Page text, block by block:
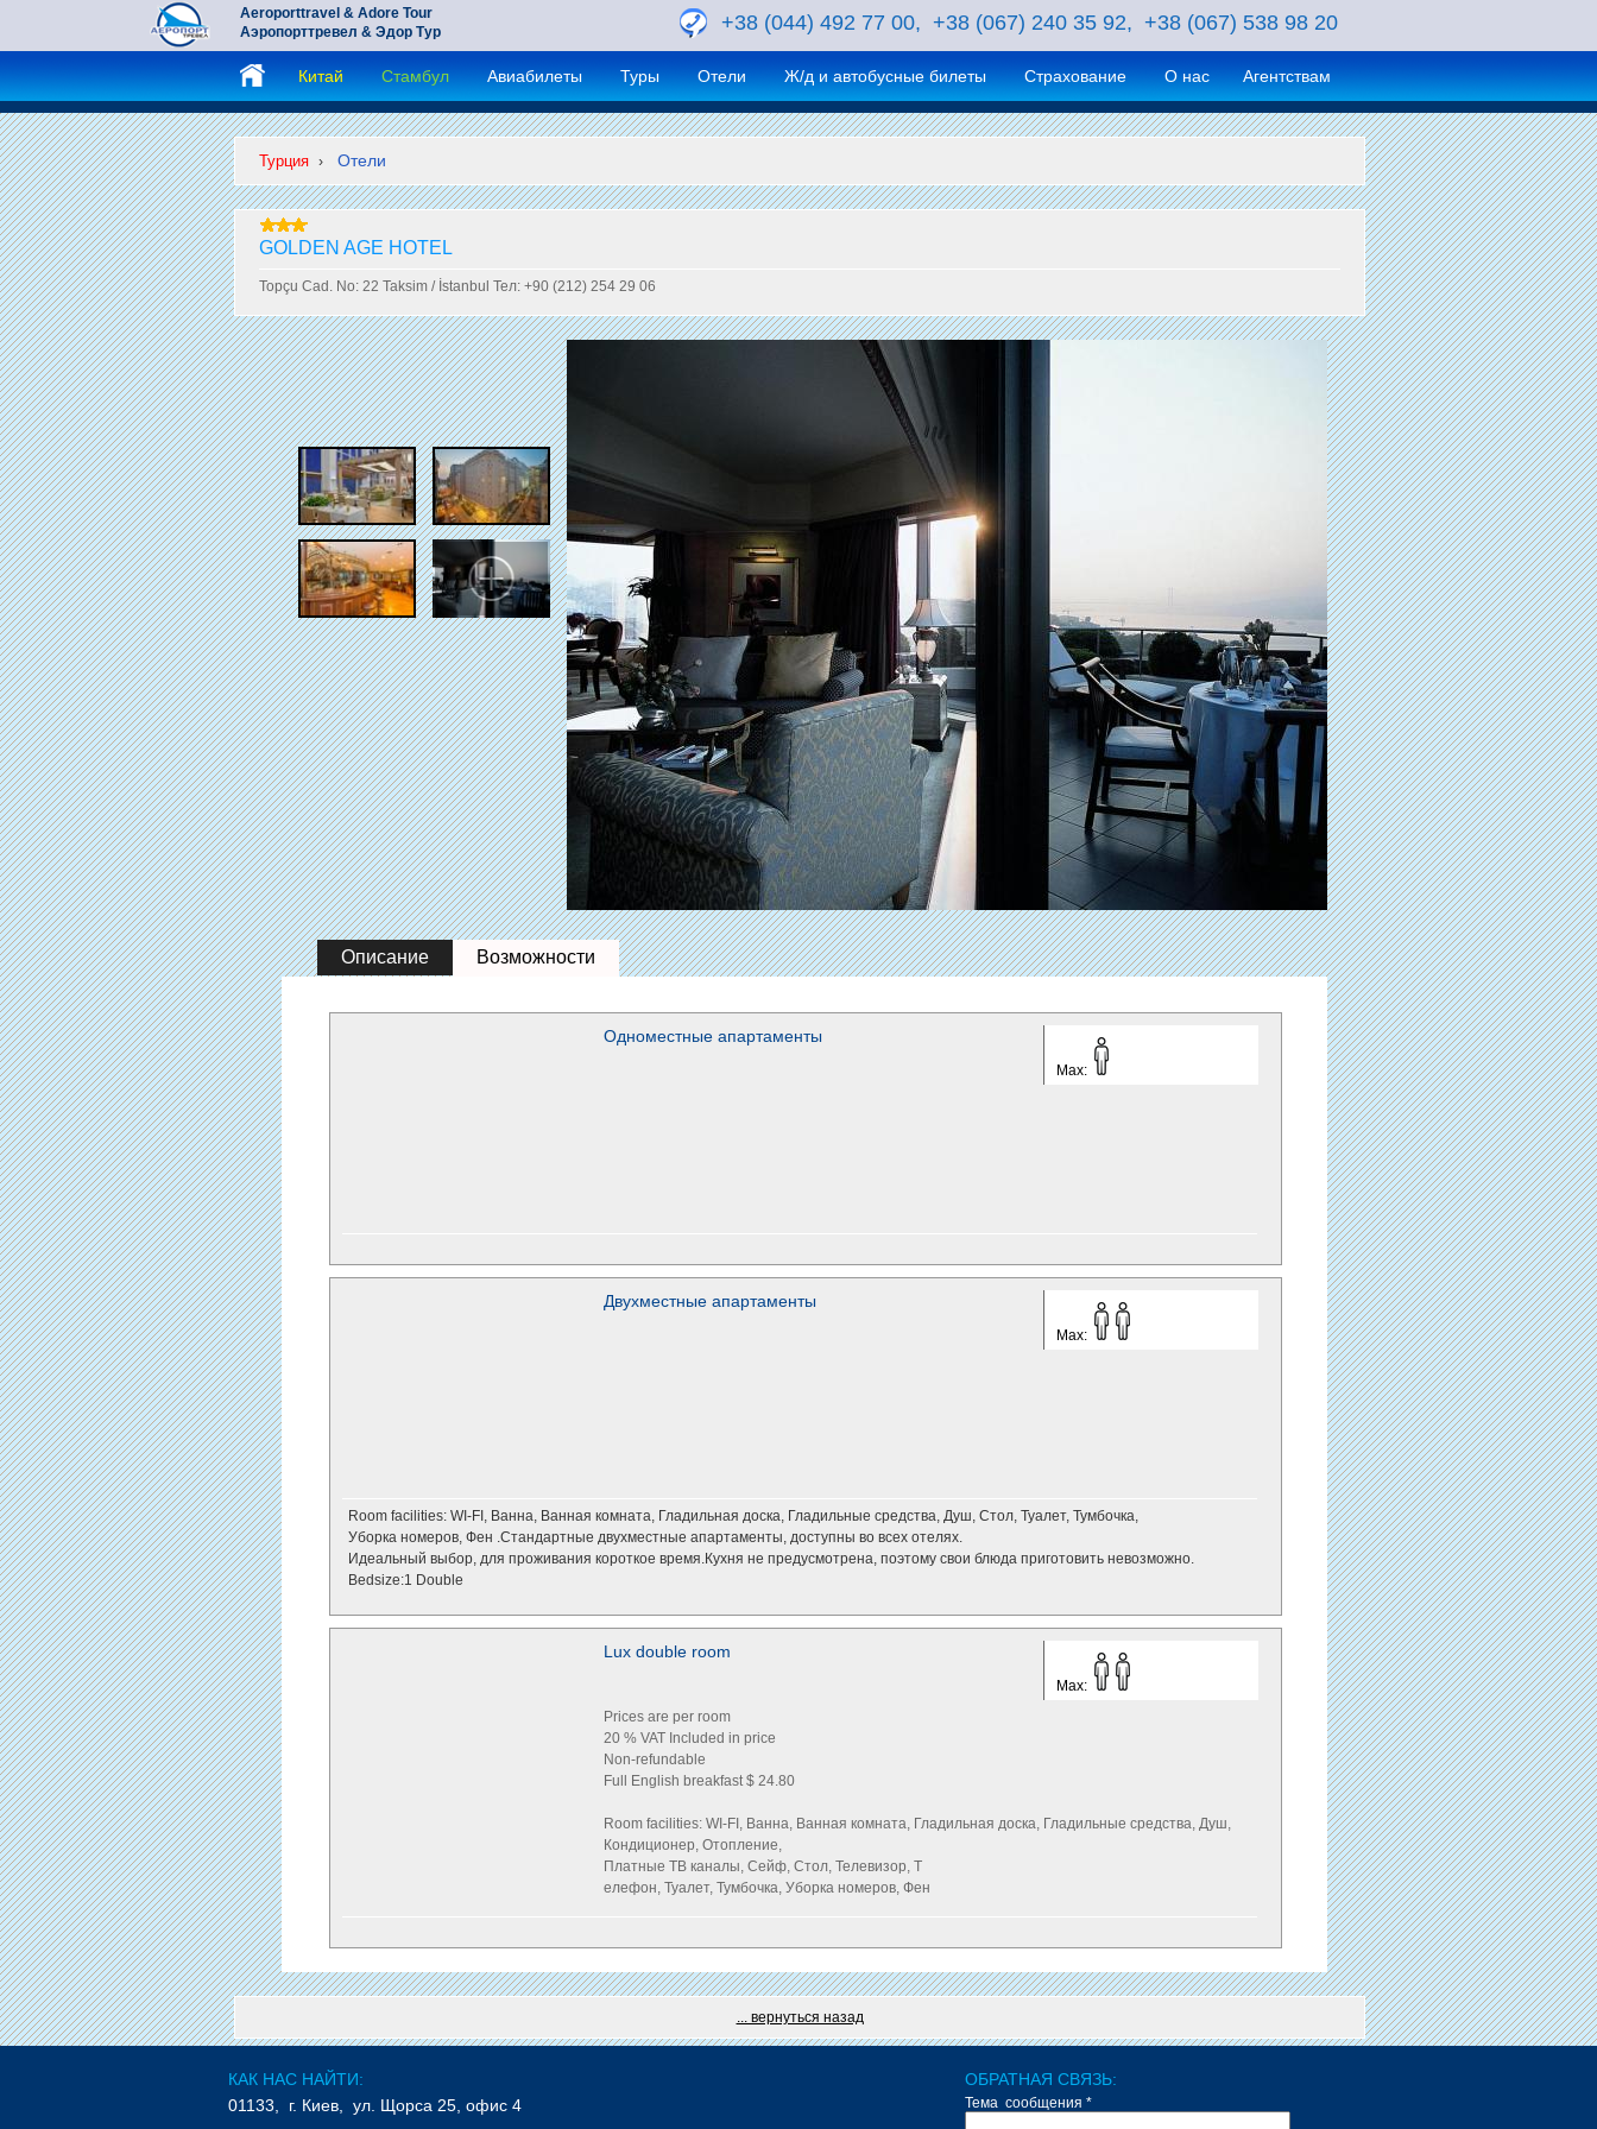
Aeroporttravel & Adore Tour
Аэропорттревел & Эдор Тур
+38 (044) 492 77 00, +38 (067) 240 35 92, +38 (067) 538 98 20
Китай Стамбул Авиабилеты Туры Отели Ж/д и автобусные билеты Страхование О нас Агентствам
Турция › Отели
GOLDEN AGE HOTEL
Topçu Cad. No: 22 Taksim / İstanbul Тел: +90 (212) 254 29 06
Описание Возможности
Одноместные апартаменты
Max:
Двухместные апартаменты
Max:
Room facilities: WI-FI, Ванна, Ванная комната, Гладильная доска, Гладильные средства, Душ, Стол, Туалет, Тумбочка,
Уборка номеров, Фен .Стандартные двухместные апартаменты, доступны во всех отелях.
Идеальный выбор, для проживания короткое время.Кухня не предусмотрена, поэтому свои блюда приготовить невозможно.
Bedsize:1 Double
Lux double room
Max:
Prices are per room
20 % VAT Included in price
Non-refundable
Full English breakfast $ 24.80
Room facilities: WI-FI, Ванна, Ванная комната, Гладильная доска, Гладильные средства, Душ,
Кондиционер, Отопление,
Платные ТВ каналы, Сейф, Стол, Телевизор, Т
елефон, Туалет, Тумбочка, Уборка номеров, Фен
... вернуться назад
КАК НАС НАЙТИ:
01133, г. Киев, ул. Щорса 25, офис 4
ОБРАТНАЯ СВЯЗЬ:
Тема сообщения *